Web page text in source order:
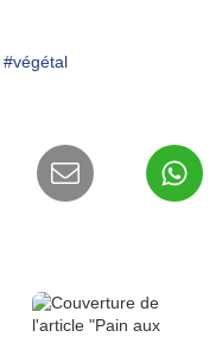
#végétal